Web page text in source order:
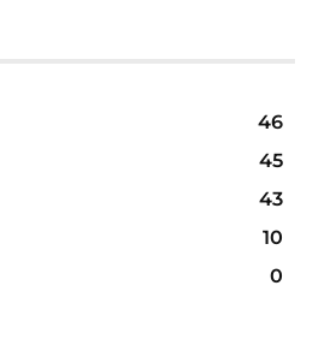
46
45
43
10
0